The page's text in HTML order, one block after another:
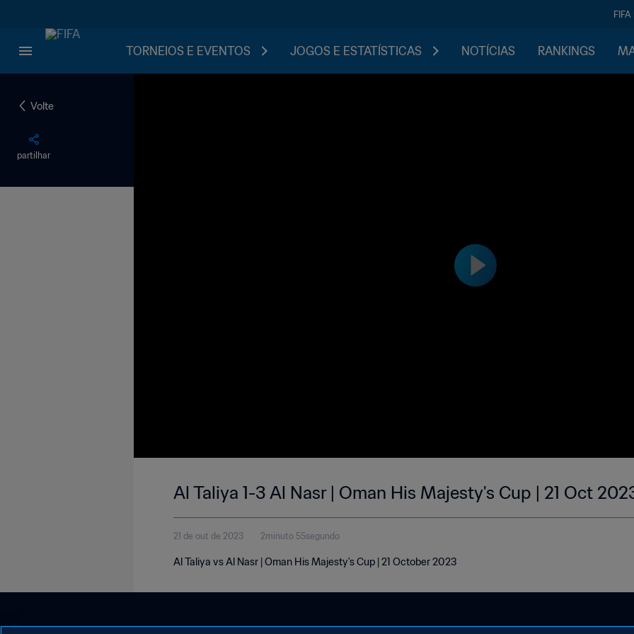
FIFA
TORNEIOS E EVENTOS JOGOS E ESTATÍSTICAS NOTÍCIAS RANKINGS
Volte
partilhar
Al Taliya 1-3 Al Nasr | Oman His Majesty's Cup | 21 Oct
21 de out de 2023 2minuto 55segundo
Al Taliya vs Al Nasr | Oman His Majesty's Cup | 21 October 2023